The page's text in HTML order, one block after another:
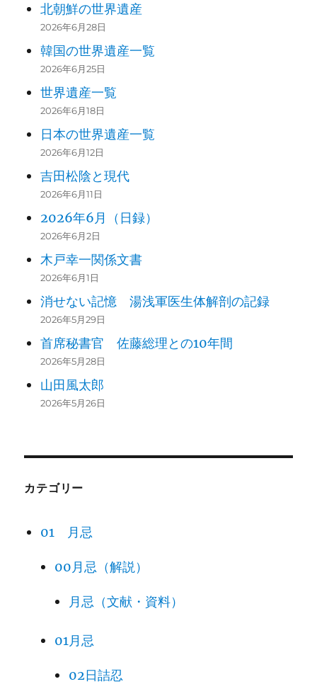
北朝鮮の世界遺産
2026年6月28日
韓国の世界遺産一覧
2026年6月25日
世界遺産一覧
2026年6月18日
日本の世界遺産一覧
2026年6月12日
吉田松陰と現代
2026年6月11日
2026年6月（日録）
2026年6月2日
木戸幸一関係文書
2026年6月1日
消せない記憶 湯浅軍医生体解剖の記録
2026年5月29日
首席秘書官 佐藤総理との10年間
2026年5月28日
山田風太郎
2026年5月26日
カテゴリー
01 月忌
00月忌（解説）
月忌（文献・資料）
01月忌
02日詰忍